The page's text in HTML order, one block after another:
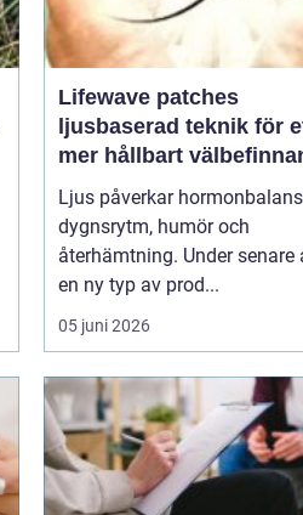
Lifewave patches
ljusbaserad teknik för
mer hållbart
Ljus påverkar
dygnsrytm, humör och
återhämtning. Under senare
en ny typ av prod...
05 juni 2026